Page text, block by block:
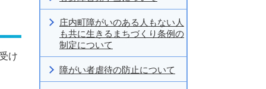
け
庄内町障がいのある人もない人
も共に生きるまちづくり条例の
制定について
障がい者虐待の防止について